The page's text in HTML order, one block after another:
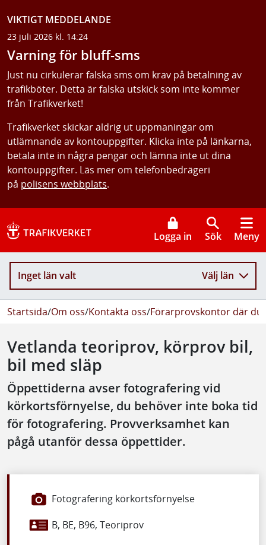
VIKTIGT MEDDELANDE
23 juli 2026 kl. 14:24
Varning för bluff-sms
Just nu cirkulerar falska sms om krav på betalning av
trafikböter. Detta är falska utskick som inte kommer
från Trafikverket!
Trafikverket skickar aldrig ut uppmaningar om
utlämnande av kontouppgifter. Klicka inte på länkarna,
betala inte in några pengar och lämna inte ut dina
kontouppgifter. Läs mer om telefonbedrägeri
på polisens webbplats.
Logga in Sök Meny
Inget län valt Välj län
Startsida/Om oss/Kontakta oss/Förarprovskontor där du
Vetlanda teoriprov, körprov bil,
bil med släp
Öppettiderna avser fotografering vid
körkortsförnyelse, du behöver inte boka tid
för fotografering. Provverksamhet kan
pågå utanför dessa öppettider.
Fotografering körkortsförnyelse
B, BE, B96, Teoriprov